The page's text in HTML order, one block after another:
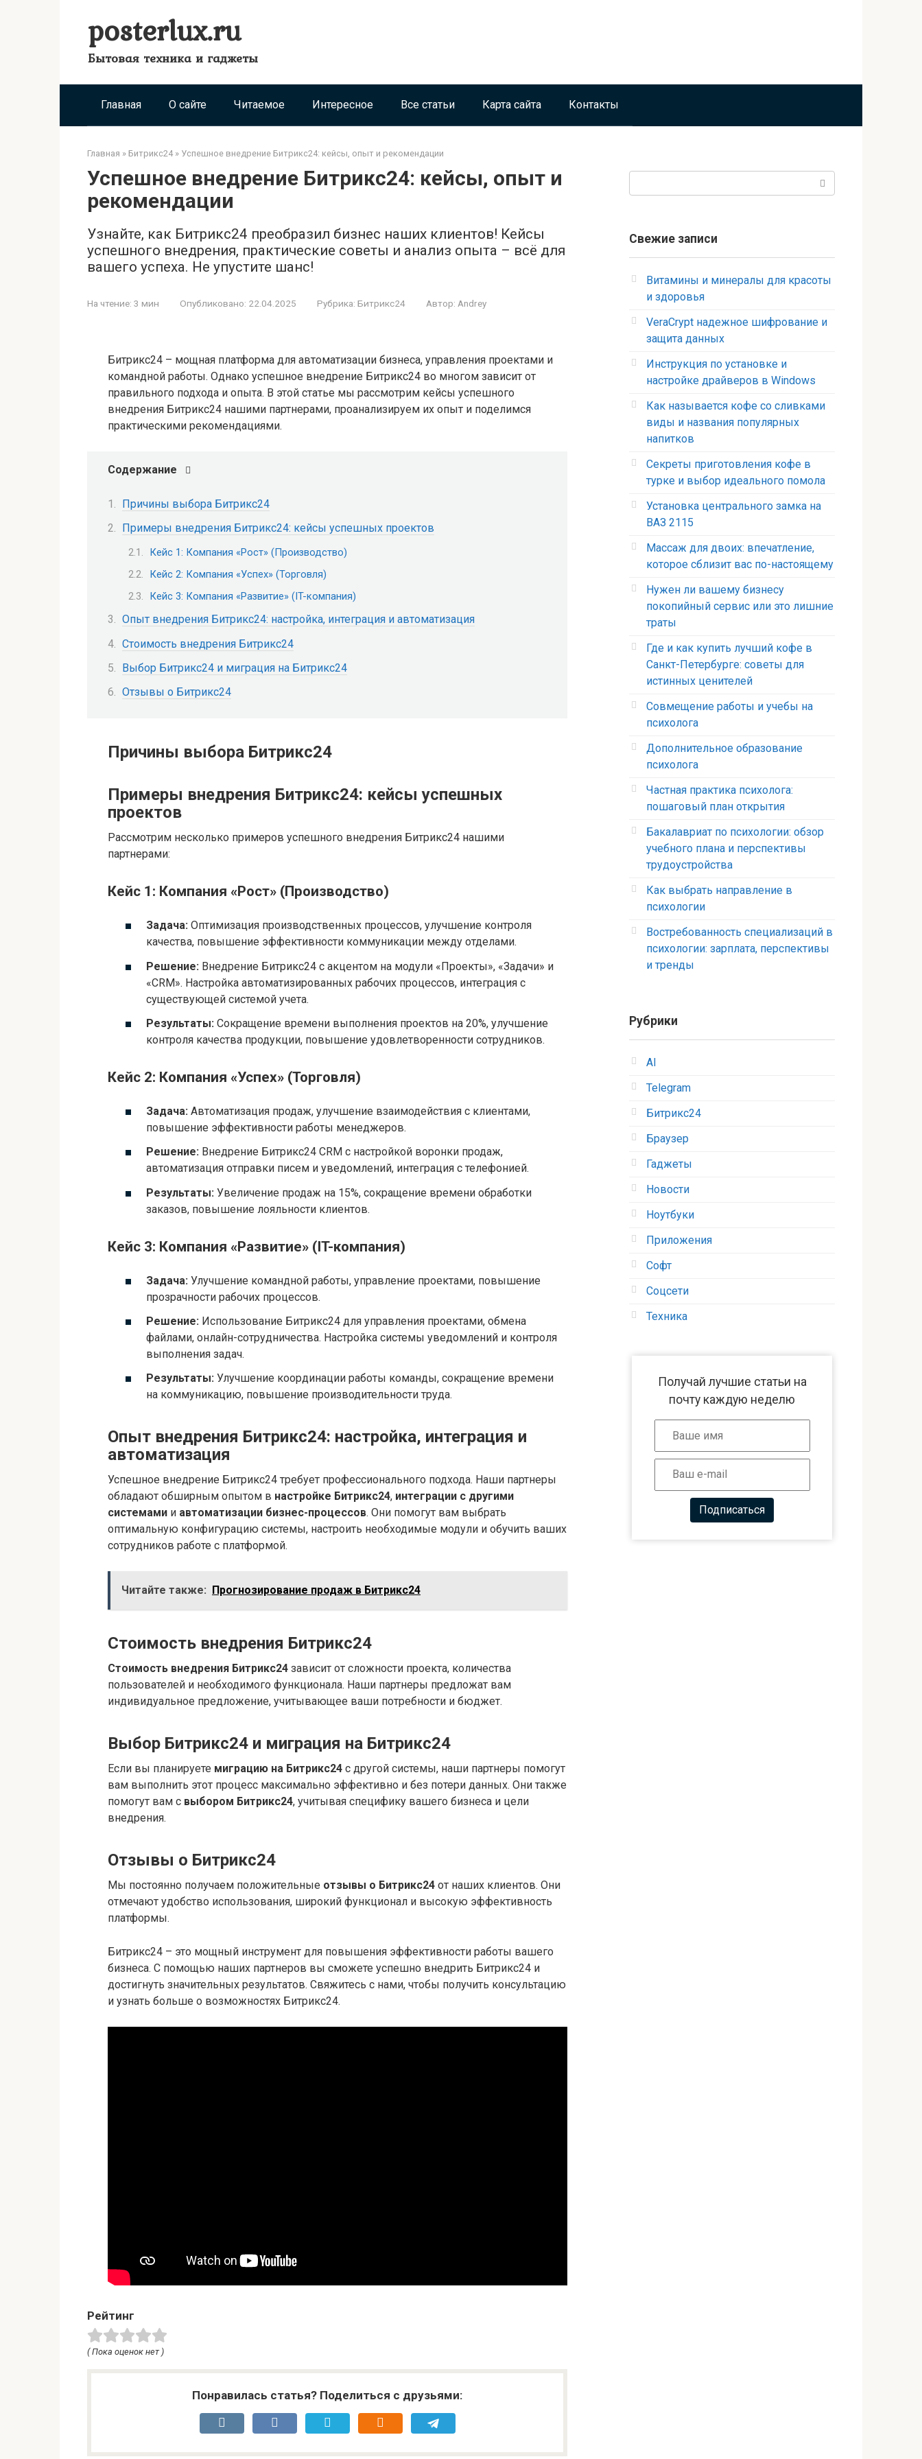
posterlux.ru
Бытовая техника и гаджеты
Главная О сайте Читаемое Интересное Все статьи Карта сайта Контакты
Главная » Битрикс24 » Успешное внедрение Битрикс24: кейсы, опыт и рекомендации
Успешное внедрение Битрикс24: кейсы, опыт и
рекомендации
Узнайте, как Битрикс24 преобразил бизнес наших клиентов! Кейсы
успешного внедрения, практические советы и анализ опыта – всё для
вашего успеха. Не упустите шанс!
На чтение: 3 мин Опубликовано: 22.04.2025 Рубрика: Битрикс24 Автор: Andrey
Битрикс24 – мощная платформа для автоматизации бизнеса, управления проектами и
командной работы. Однако успешное внедрение Битрикс24 во многом зависит от
правильного подхода и опыта. В этой статье мы рассмотрим кейсы успешного
внедрения Битрикс24 нашими партнерами, проанализируем их опыт и поделимся
практическими рекомендациями.
Содержание
Причины выбора Битрикс24
Примеры внедрения Битрикс24: кейсы успешных проектов
Кейс 1: Компания «Рост» (Производство)
Кейс 2: Компания «Успех» (Торговля)
Кейс 3: Компания «Развитие» (IT-компания)
Опыт внедрения Битрикс24: настройка, интеграция и автоматизация
Стоимость внедрения Битрикс24
Выбор Битрикс24 и миграция на Битрикс24
Отзывы о Битрикс24
Причины выбора Битрикс24
Примеры внедрения Битрикс24: кейсы успешных
проектов
Рассмотрим несколько примеров успешного внедрения Битрикс24 нашими
партнерами:
Кейс 1: Компания «Рост» (Производство)
Задача: Оптимизация производственных процессов, улучшение контроля
качества, повышение эффективности коммуникации между отделами.
Решение: Внедрение Битрикс24 с акцентом на модули «Проекты», «Задачи» и
«CRM». Настройка автоматизированных рабочих процессов, интеграция с
существующей системой учета.
Результаты: Сокращение времени выполнения проектов на 20%, улучшение
контроля качества продукции, повышение удовлетворенности сотрудников.
Кейс 2: Компания «Успех» (Торговля)
Задача: Автоматизация продаж, улучшение взаимодействия с клиентами,
повышение эффективности работы менеджеров.
Решение: Внедрение Битрикс24 CRM с настройкой воронки продаж,
автоматизация отправки писем и уведомлений, интеграция с телефонией.
Результаты: Увеличение продаж на 15%, сокращение времени обработки
заказов, повышение лояльности клиентов.
Кейс 3: Компания «Развитие» (IT-компания)
Задача: Улучшение командной работы, управление проектами, повышение
прозрачности рабочих процессов.
Решение: Использование Битрикс24 для управления проектами, обмена
файлами, онлайн-сотрудничества. Настройка системы уведомлений и контроля
выполнения задач.
Результаты: Улучшение координации работы команды, сокращение времени
на коммуникацию, повышение производительности труда.
Опыт внедрения Битрикс24: настройка, интеграция и
автоматизация
Успешное внедрение Битрикс24 требует профессионального подхода. Наши партнеры
обладают обширным опытом в настройке Битрикс24, интеграции с другими
системами и автоматизации бизнес-процессов. Они помогут вам выбрать
оптимальную конфигурацию системы, настроить необходимые модули и обучить ваших
сотрудников работе с платформой.
Читайте также: Прогнозирование продаж в Битрикс24
Стоимость внедрения Битрикс24
Стоимость внедрения Битрикс24 зависит от сложности проекта, количества
пользователей и необходимого функционала. Наши партнеры предложат вам
индивидуальное предложение, учитывающее ваши потребности и бюджет.
Выбор Битрикс24 и миграция на Битрикс24
Если вы планируете миграцию на Битрикс24 с другой системы, наши партнеры помогут
вам выполнить этот процесс максимально эффективно и без потери данных. Они также
помогут вам с выбором Битрикс24, учитывая специфику вашего бизнеса и цели
внедрения.
Отзывы о Битрикс24
Мы постоянно получаем положительные отзывы о Битрикс24 от наших клиентов. Они
отмечают удобство использования, широкий функционал и высокую эффективность
платформы.
Битрикс24 – это мощный инструмент для повышения эффективности работы вашего
бизнеса. С помощью наших партнеров вы сможете успешно внедрить Битрикс24 и
достигнуть значительных результатов. Свяжитесь с нами, чтобы получить консультацию
и узнать больше о возможностях Битрикс24.
Рейтинг
( Пока оценок нет )
Понравилась статья? Поделиться с друзьями:
Свежие записи
Витамины и минералы для красоты
и здоровья
VeraCrypt надежное шифрование и
защита данных
Инструкция по установке и
настройке драйверов в Windows
Как называется кофе со сливками
виды и названия популярных
напитков
Секреты приготовления кофе в
турке и выбор идеального помола
Установка центрального замка на
ВАЗ 2115
Массаж для двоих: впечатление,
которое сблизит вас по-настоящему
Нужен ли вашему бизнесу
покопийный сервис или это лишние
траты
Где и как купить лучший кофе в
Санкт-Петербурге: советы для
истинных ценителей
Совмещение работы и учебы на
психолога
Дополнительное образование
психолога
Частная практика психолога:
пошаговый план открытия
Бакалавриат по психологии: обзор
учебного плана и перспективы
трудоустройства
Как выбрать направление в
психологии
Востребованность специализаций в
психологии: зарплата, перспективы
и тренды
Рубрики
AI
Telegram
Битрикс24
Браузер
Гаджеты
Новости
Ноутбуки
Приложения
Софт
Соцсети
Техника
Получай лучшие статьи на
почту каждую неделю
Подписаться